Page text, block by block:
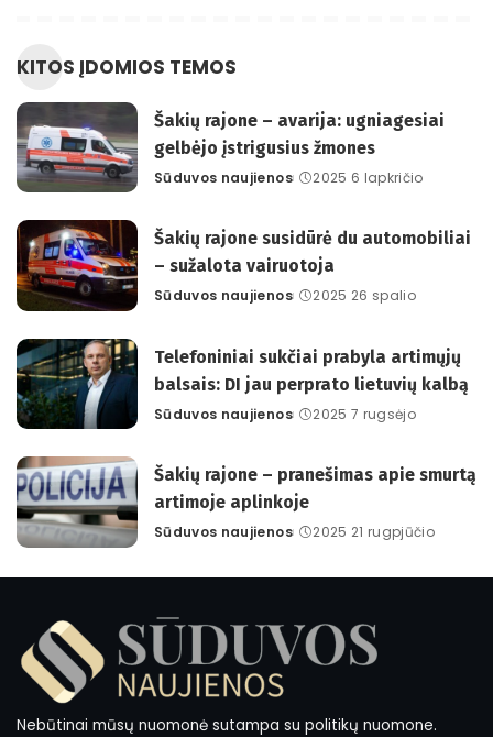
KITOS ĮDOMIOS TEMOS
Šakių rajone – avarija: ugniagesiai
gelbėjo įstrigusius žmones
Posted
Sūduvos naujienos 2025 6 lapkričio
Šakių rajone susidūrė du automobiliai
– sužalota vairuotoja
Posted
Sūduvos naujienos 2025 26 spalio
Telefoniniai sukčiai prabyla artimųjų
balsais: DI jau perprato lietuvių kalbą
Posted
Sūduvos naujienos 2025 7 rugsėjo
Šakių rajone – pranešimas apie smurtą
artimoje aplinkoje
Posted
Sūduvos naujienos 2025 21 rugpjūčio
Nebūtinai mūsų nuomonė sutampa su politikų nuomone.